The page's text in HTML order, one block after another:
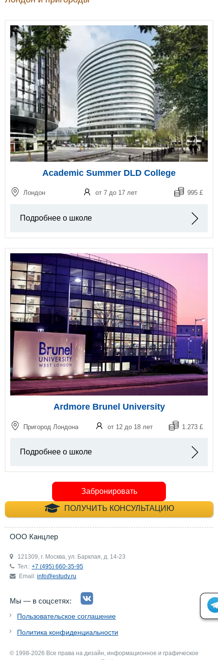
Academic Summer DLD College
Лондон от 7 до 17 лет 995 £
Подробнее о школе
Ardmore Brunel University
Пригород Лондона от 12 до 18 лет 1.273 £
Подробнее о школе
Забронировать
ПОЛУЧИТЬ КОНСУЛЬТАЦИЮ
+7 (495) 660-35-
ООО Канцлер
121309, г. Москва, ул. Барклая, д. 14-23
Тел.: +7 (495) 660-35-95
Email: info@estudy.ru
Мы — в соцсетях:
Пользовательское соглашение
Политика конфиденциальности
© 1998-2026 Все права на дизайн, информационное и графическое